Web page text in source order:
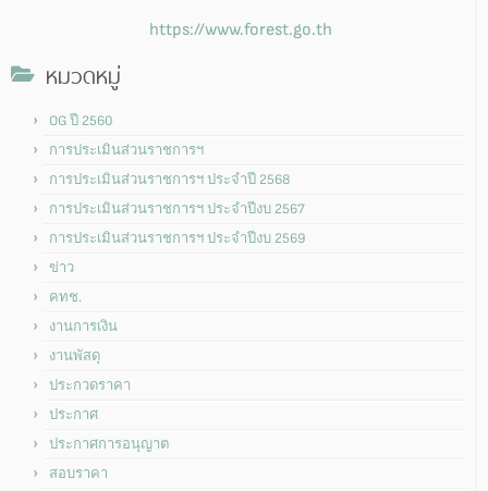
https://www.forest.go.th
หมวดหมู่
OG ปี 2560
การประเมินส่วนราชการฯ
การประเมินส่วนราชการฯ ประจำปี 2568
การประเมินส่วนราชการฯ ประจำปีงบ 2567
การประเมินส่วนราชการฯ ประจำปีงบ 2569
ข่าว
คทช.
งานการเงิน
งานพัสดุ
ประกวดราคา
ประกาศ
ประกาศการอนุญาต
สอบราคา